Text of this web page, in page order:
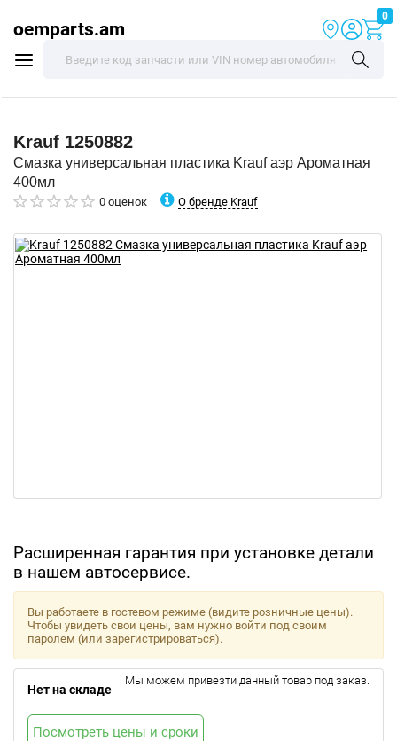
oemparts.am
0
Krauf 1250882
Смазка универсальная пластика Krauf аэр Ароматная
400мл
0 оценок О бренде Krauf
Расширенная гарантия при установке детали
в нашем автосервисе.
Вы работаете в гостевом режиме (видите розничные цены).
Чтобы увидеть свои цены, вам нужно войти под своим
паролем (или зарегистрироваться).
Нет на складе
Мы можем привезти данный товар под заказ.
Посмотреть цены и сроки